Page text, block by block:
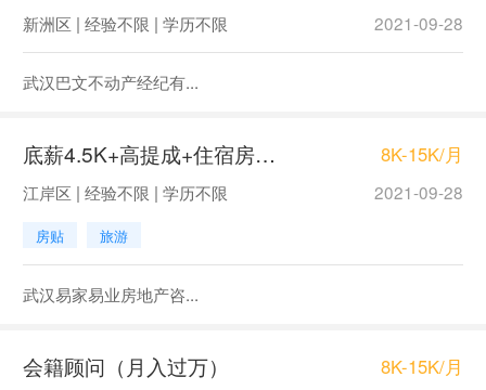
新洲区 | 经验不限 | 学历不限 2021-09-28
武汉巴文不动产经纪有...
底薪4.5K+高提成+住宿房产销售 8K-15K/月
江岸区 | 经验不限 | 学历不限 2021-09-28
房贴 旅游
武汉易家易业房地产咨...
会籍顾问（月入过万） 8K-15K/月